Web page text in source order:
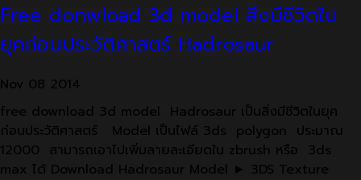
Free donwload 3d model สิ่งมีชีวิตใน
ยุคก่อนประวัติศาสตร์ Hadrosaur
Nov 08 2014
free download 3d model Hadrosaur เป็นสิ่งมีชีวิตในยุค
ก่อนประวัติศาสตร์ Model เป็นไฟล์ 3ds polygon ประมาณ
12000 สามารถเอาไปเพิ่มลายละเอียดใน zbrush หรือ 3ds
max ได้ Download Hadrosaur Model ► 3DS Texture